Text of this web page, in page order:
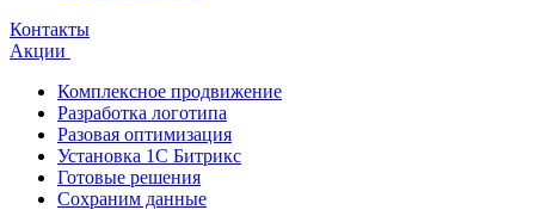
Контакты
Акции
Комплексное продвижение
Разработка логотипа
Разовая оптимизация
Установка 1С Битрикс
Готовые решения
Сохраним данные